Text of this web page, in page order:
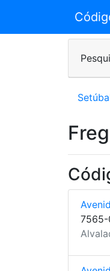
7565-